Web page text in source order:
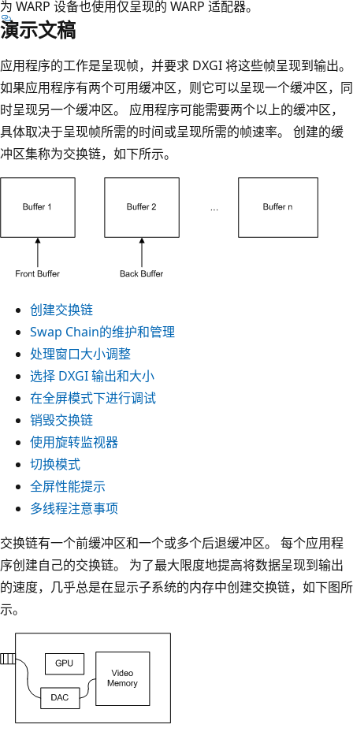
为 WARP 设备也使用仅呈现的 WARP 适配器。
演示文稿
应用程序的工作是呈现帧，并要求 DXGI 将这些帧呈现到输出。
如果应用程序有两个可用缓冲区，则它可以呈现一个缓冲区，同
时呈现另一个缓冲区。 应用程序可能需要两个以上的缓冲区，
具体取决于呈现帧所需的时间或呈现所需的帧速率。 创建的缓
冲区集称为交换链，如下所示。
创建交换链
Swap Chain的维护和管理
处理窗口大小调整
选择 DXGI 输出和大小
在全屏模式下进行调试
销毁交换链
使用旋转监视器
切换模式
全屏性能提示
多线程注意事项
交换链有一个前缓冲区和一个或多个后退缓冲区。 每个应用程
序创建自己的交换链。 为了最大限度地提高将数据呈现到输出
的速度，几乎总是在显示子系统的内存中创建交换链，如下图所
示。